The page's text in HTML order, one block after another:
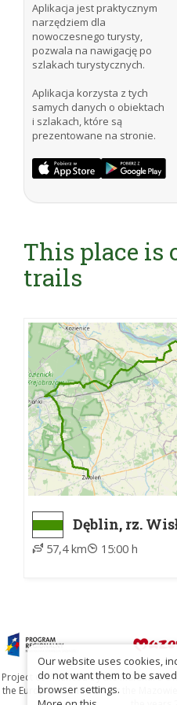
Aplikacja jest praktycznym
narzędziem dla
nowoczesnego turysty,
pozwala na nawigację po
szlakach turystycznych.
Aplikacja korzysta z tych
samych danych o obiektach
i szlakach, które są
prezentowane na stronie.
This place is
trails
Dęblin, rz.
Zwoleń, PKS
57,4 km 15:00 h
Project co-financed by the Marshal's
the European Union under the
Our website uses cookies,
do not want them to be
browser settings.